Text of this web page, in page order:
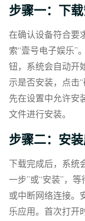
步骤一：下
在确认设备符合要
索“壹号电子娱乐”
钮，系统会自动开
示是否安装，点击
先在设置中允许安
文件进行安装。
步骤二：安
下载完成后，系统
一步”或“安装”，
或中断网络连接。
乐应用。首次打开